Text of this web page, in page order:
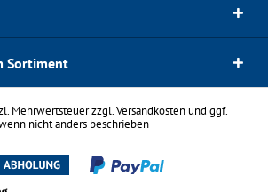
Sortiment
Mehrwertsteuer zzgl.Versandkostenund ggf.
nicht anders beschrieben